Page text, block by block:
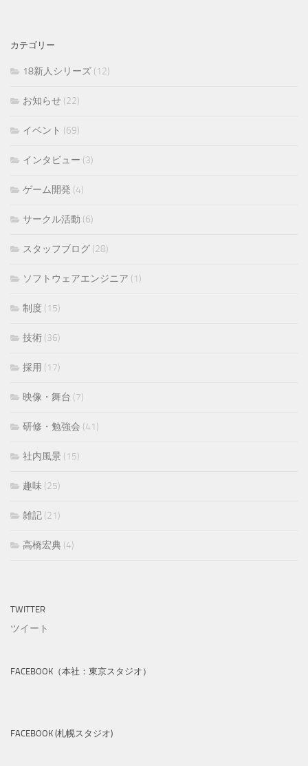
カテゴリー
18新人シリーズ (12)
お知らせ (22)
イベント (69)
インタビュー (3)
ゲーム開発 (4)
サークル活動 (6)
スタッフブログ (28)
ソフトウェアエンジニア (1)
制度 (15)
技術 (36)
採用 (17)
映像・舞台 (7)
研修・勉強会 (41)
社内風景 (15)
趣味 (25)
雑記 (21)
高橋宏典 (4)
TWITTER
ツイート
FACEBOOK（本社：東京スタジオ）
FACEBOOK (札幌スタジオ)